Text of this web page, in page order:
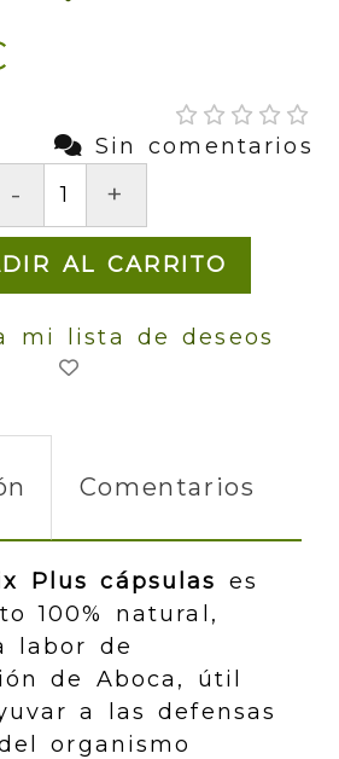
Sin comentarios
- +
AL CARRITO
mi lista de deseos
Comentarios
Plus cápsulas es
100% natural,
labor de
de Aboca, útil
a las defensas
organismo